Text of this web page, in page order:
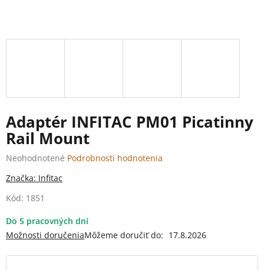
Adaptér INFITAC PM01 Picatinny
Rail Mount
Kód: 1851
Do 5 pracovných dní
Môžeme doručiť do: 17.8.2026
Možnosti doručenia
Priemerné
produktu
0,0
5
hviezdičiek.
Neohodnotené Podrobnosti hodnotenia
Značka: Infitac